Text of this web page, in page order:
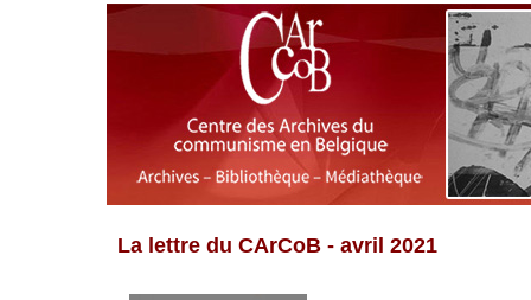
La lettre du CArCoB - avril 2021